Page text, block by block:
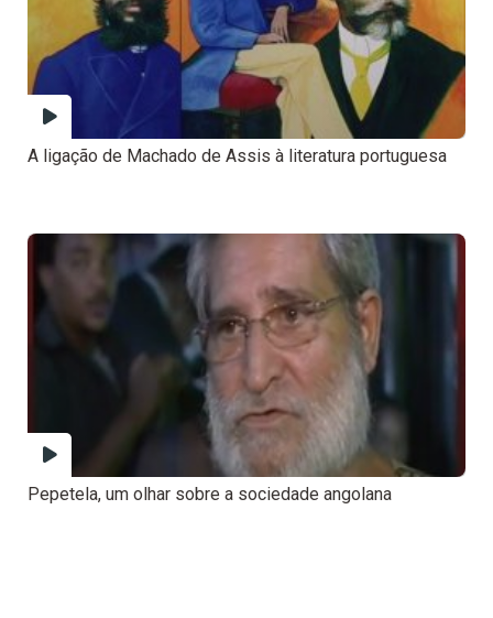
A ligação de Machado de Assis à literatura portuguesa
Pepetela, um olhar sobre a sociedade angolana